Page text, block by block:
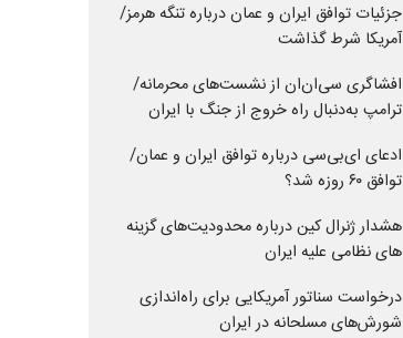
جزئیات توافق ایران و عمان درباره تنگه هرمز/
آمریکا شرط گذاشت
افشاگری سی‌ان‌ان از نشست‌های محرمانه/
ترامپ به‌دنبال راه خروج از جنگ با ایران
ادعای ای‌بی‌سی درباره توافق ایران و عمان/
توافق ۶۰ روزه شد؟
هشدار ژنرال کین درباره محدودیت‌های گزینه
های نظامی علیه ایران
درخواست سناتور آمریکایی برای راه‌اندازی
شورش‌های مسلحانه در ایران